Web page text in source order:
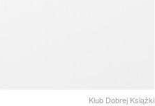
Klub Dobrej Książki